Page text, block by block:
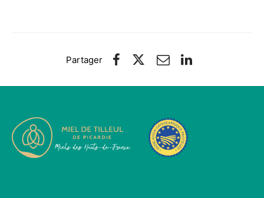
Partager